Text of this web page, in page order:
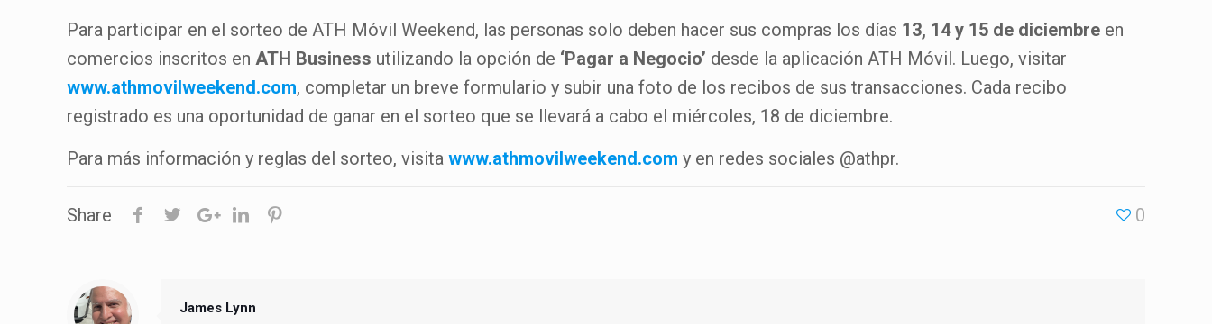
Para participar en el sorteo de ATH Móvil Weekend, las personas solo deben hacer sus compras los días 13, 14 y 15 de diciembre en
comercios inscritos enATH Business utilizando la opción de ‘Pagar a Negocio’ desde la aplicación ATH Móvil. Luego, visitar
www.athmovilweekend.com, completar un breve formulario y subir una foto de los recibos de sus transacciones. Cada recibo
registrado es una oportunidad de ganar en el sorteo que se llevará a cabo el miércoles, 18 de diciembre.
Para más información y reglas del sorteo, visitawww.athmovilweekend.com y en redes sociales @athpr.
Share 0
James Lynn